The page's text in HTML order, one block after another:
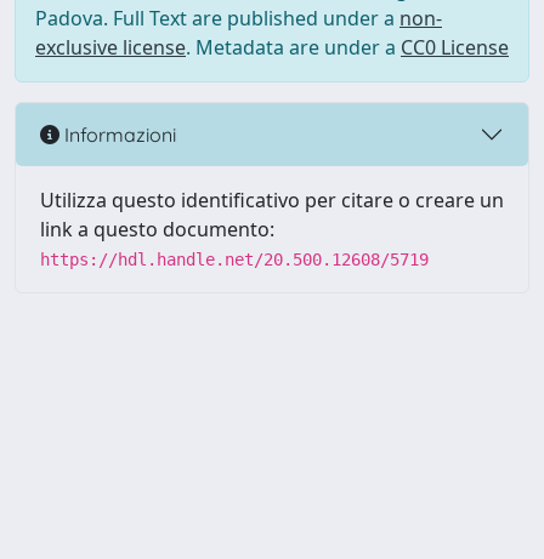
Padova. Full Text are published under a non-
exclusive license. Metadata are under a CC0 License
Informazioni
Utilizza questo identificativo per citare o creare un
link a questo documento:
https://hdl.handle.net/20.500.12608/5719